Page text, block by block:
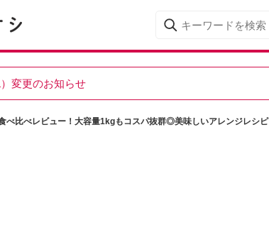
変更のお知らせ
べ比べレビュー！大容量1kgもコスパ抜群◎美味しいアレンジレシピ